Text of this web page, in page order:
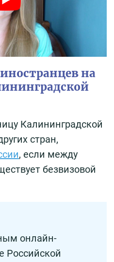
на
Калининградской
стран,
, если между
безвизовой
онлайн-
Российской